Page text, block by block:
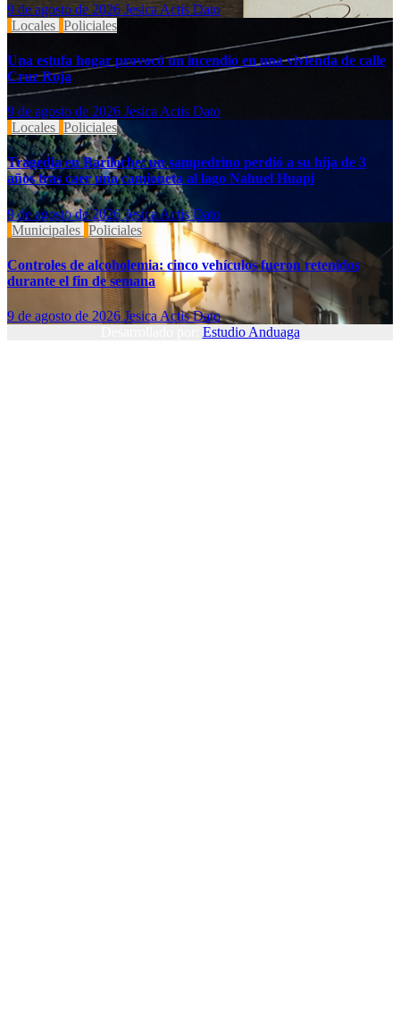
9 de agosto de 2026 Jesica Actis Dato
Locales Policiales
Una estufa hogar provocó un incendio en una vivienda de calle
Cruz Roja
9 de agosto de 2026 Jesica Actis Dato
Locales Policiales
Tragedia en Bariloche: un sampedrino perdió a su hija de 3
años tras caer una camioneta al lago Nahuel Huapi
9 de agosto de 2026Jesica Actis Dato
Municipales Policiales
Controles de alcoholemia: cinco vehículos fueron retenidos
durante el fin de semana
9 de agosto de 2026 Jesica Actis Dato
Estudio Anduaga